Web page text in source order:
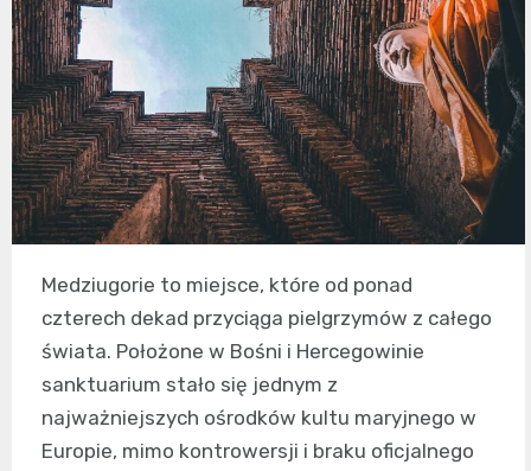
Medziugorie to miejsce, które od ponad
czterech dekad przyciąga pielgrzymów z całego
świata. Położone w Bośni i Hercegowinie
sanktuarium stało się jednym z
najważniejszych ośrodków kultu maryjnego w
Europie, mimo kontrowersji i braku oficjalnego